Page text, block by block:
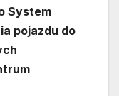
System
pojazdu do